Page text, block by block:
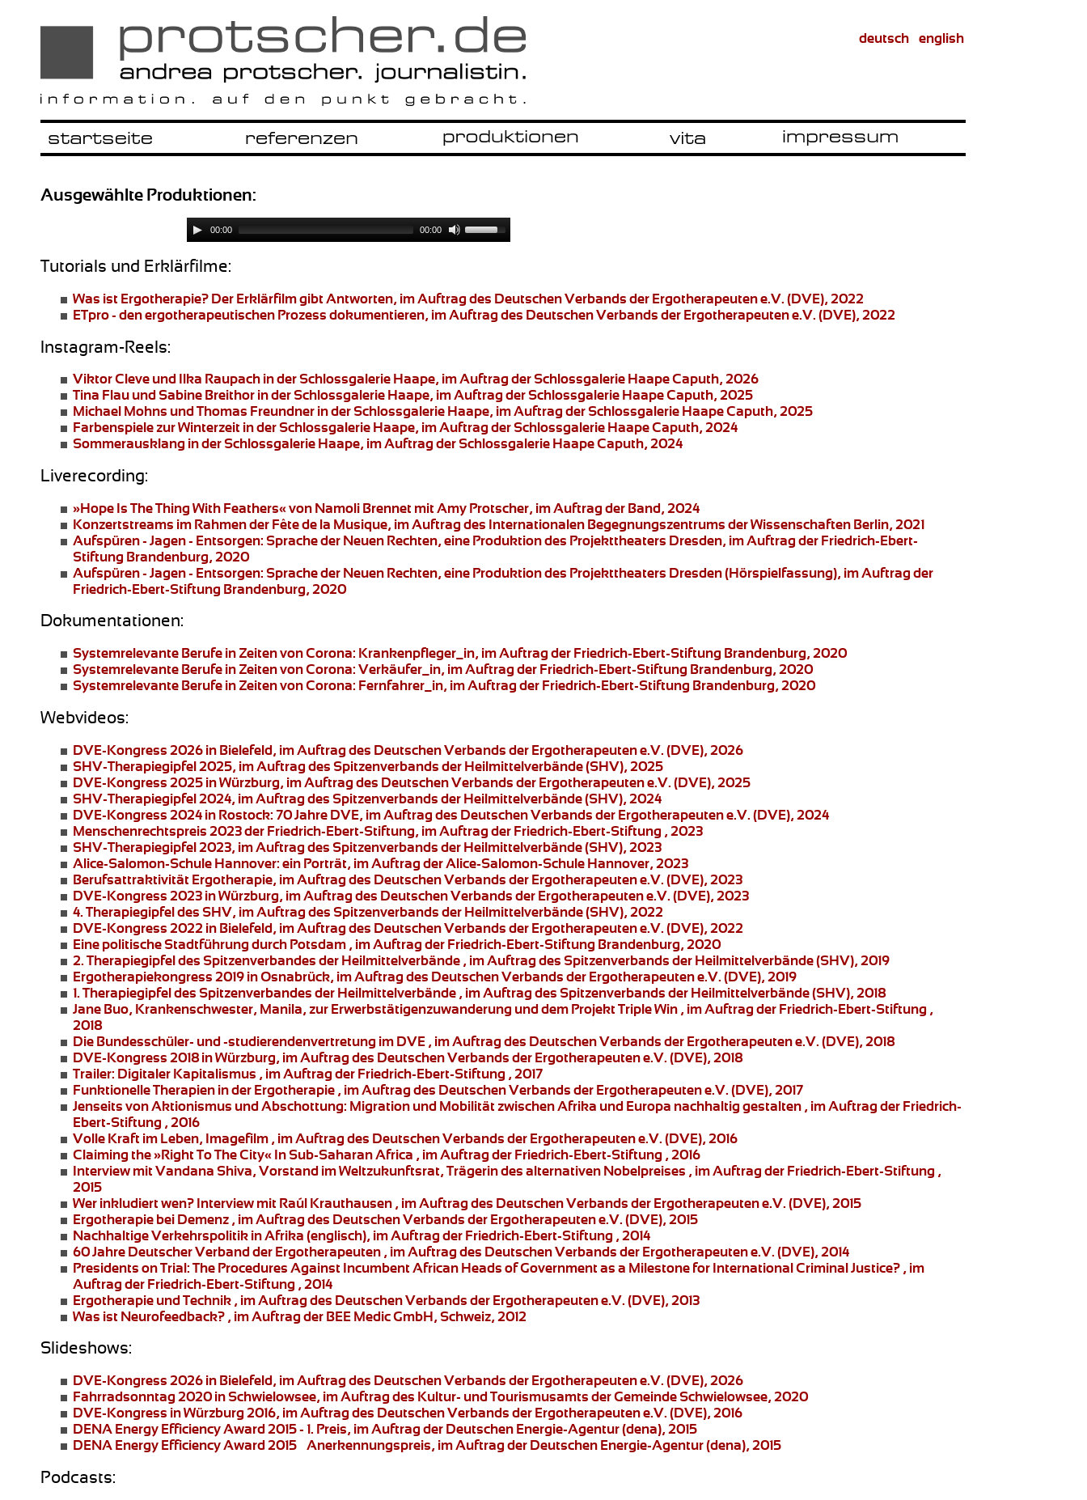
deutsch english
Ausgewählte Produktionen:
00:00 00:00
Tutorials und Erklärfilme:
Was ist Ergotherapie? Der Erklärfilm gibt Antworten, im Auftrag des Deutschen Verbands der Ergotherapeuten e.V. (DVE), 2022
ETpro - den ergotherapeutischen Prozess dokumentieren, im Auftrag des Deutschen Verbands der Ergotherapeuten e.V. (DVE), 2022
Instagram-Reels:
Viktor Cleve und Ilka Raupach in der Schlossgalerie Haape, im Auftrag der Schlossgalerie Haape Caputh, 2026
Tina Flau und Sabine Breithor in der Schlossgalerie Haape, im Auftrag der Schlossgalerie Haape Caputh, 2025
Michael Mohns und Thomas Freundner in der Schlossgalerie Haape, im Auftrag der Schlossgalerie Haape Caputh, 2025
Farbenspiele zur Winterzeit in der Schlossgalerie Haape, im Auftrag der Schlossgalerie Haape Caputh, 2024
Sommerausklang in der Schlossgalerie Haape, im Auftrag der Schlossgalerie Haape Caputh, 2024
Liverecording:
»Hope Is The Thing With Feathers«von Namoli Brennet mit Amy Protscher, im Auftrag der Band, 2024
Konzertstreams im Rahmen der Fête de la Musique, im Auftrag des Internationalen Begegnungszentrums der Wissenschaften Berlin, 2021
Aufspüren - Jagen - Entsorgen: Sprache der Neuen Rechten,eine Produktion des Projekttheaters Dresden, im Auftrag der Friedrich-Ebert-
Stiftung Brandenburg, 2020
Aufspüren - Jagen - Entsorgen: Sprache der Neuen Rechten,eine Produktion des Projekttheaters Dresden(Hörspielfassung), im Auftrag der
Friedrich-Ebert-Stiftung Brandenburg, 2020
Dokumentationen:
Systemrelevante Berufe in Zeiten von Corona: Krankenpfleger_in, im Auftrag der Friedrich-Ebert-Stiftung Brandenburg, 2020
Systemrelevante Berufe in Zeiten von Corona: Verkäufer_in, im Auftrag der Friedrich-Ebert-Stiftung Brandenburg, 2020
Systemrelevante Berufe in Zeiten von Corona: Fernfahrer_in, im Auftrag der Friedrich-Ebert-Stiftung Brandenburg, 2020
Webvideos:
DVE-Kongress 2026 in Bielefeld, im Auftrag des Deutschen Verbands der Ergotherapeuten e.V. (DVE), 2026
SHV-Therapiegipfel 2025, im Auftrag des Spitzenverbands der Heilmittelverbände (SHV), 2025
DVE-Kongress 2025 in Würzburg, im Auftrag des Deutschen Verbands der Ergotherapeuten e.V. (DVE), 2025
SHV-Therapiegipfel 2024, im Auftrag des Spitzenverbands der Heilmittelverbände (SHV), 2024
DVE-Kongress 2024 in Rostock: 70 Jahre DVE, im Auftrag des Deutschen Verbands der Ergotherapeuten e.V. (DVE), 2024
Menschenrechtspreis 2023der Friedrich-Ebert-Stiftung, im Auftrag der Friedrich-Ebert-Stiftung , 2023
SHV-Therapiegipfel 2023, im Auftrag des Spitzenverbands der Heilmittelverbände (SHV), 2023
Alice-Salomon-Schule Hannover: ein Porträt, im Auftrag der Alice-Salomon-Schule Hannover, 2023
Berufsattraktivität Ergotherapie, im Auftrag des Deutschen Verbands der Ergotherapeuten e.V. (DVE), 2023
DVE-Kongress 2023 in Würzburg, im Auftrag des Deutschen Verbands der Ergotherapeuten e.V. (DVE), 2023
4. Therapiegipfeldes SHV, im Auftrag des Spitzenverbands der Heilmittelverbände (SHV), 2022
DVE-Kongress 2022 in Bielefeld, im Auftrag des Deutschen Verbands der Ergotherapeuten e.V. (DVE), 2022
Eine politische Stadtführung durch Potsdam , im Auftrag der Friedrich-Ebert-Stiftung Brandenburg, 2020
2. Therapiegipfel des Spitzenverbandes der Heilmittelverbände , im Auftrag des Spitzenverbands der Heilmittelverbände (SHV), 2019
Ergotherapiekongress 2019 in Osnabrück, im Auftrag des Deutschen Verbands der Ergotherapeuten e.V. (DVE), 2019
1. Therapiegipfel des Spitzenverbandes der Heilmittelverbände , im Auftrag des Spitzenverbands der Heilmittelverbände (SHV), 2018
Jane Buo, Krankenschwester, Manila, zur Erwerbstätigenzuwanderung und dem Projekt Triple Win , im Auftrag der Friedrich-Ebert-Stiftung ,
2018
Die Bundesschüler- und -studierendenvertretung im DVE , im Auftrag des Deutschen Verbands der Ergotherapeuten e.V. (DVE), 2018
DVE-Kongress 2018 in Würzburg, im Auftrag des Deutschen Verbands der Ergotherapeuten e.V. (DVE), 2018
Trailer: Digitaler Kapitalismus , im Auftrag der Friedrich-Ebert-Stiftung , 2017
Funktionelle Therapien in der Ergotherapie , im Auftrag des Deutschen Verbands der Ergotherapeuten e.V. (DVE), 2017
Jenseits von Aktionismus und Abschottung: Migration und Mobilität zwischen Afrika und Europa nachhaltig gestalten , im Auftrag der Friedrich-
Ebert-Stiftung , 2016
Volle Kraft im Leben, Imagefilm , im Auftrag des Deutschen Verbands der Ergotherapeuten e.V. (DVE), 2016
Claiming the »Right To The City« In Sub-Saharan Africa , im Auftrag der Friedrich-Ebert-Stiftung , 2016
Interview mit Vandana Shiva, Vorstand im Weltzukunftsrat, Trägerin des alternativen Nobelpreises , im Auftrag der Friedrich-Ebert-Stiftung ,
2015
Wer inkludiert wen? Interview mit Raúl Krauthausen , im Auftrag des Deutschen Verbands der Ergotherapeuten e.V. (DVE), 2015
Ergotherapie bei Demenz , im Auftrag des Deutschen Verbands der Ergotherapeuten e.V. (DVE), 2015
Nachhaltige Verkehrspolitik in Afrika (englisch), im Auftrag der Friedrich-Ebert-Stiftung , 2014
60 Jahre Deutscher Verband der Ergotherapeuten , im Auftrag des Deutschen Verbands der Ergotherapeuten e.V. (DVE), 2014
Presidents on Trial: The Procedures Against Incumbent African Heads of Government as a Milestone for International Criminal Justice? , im
Auftrag der Friedrich-Ebert-Stiftung , 2014
Ergotherapie und Technik , im Auftrag des Deutschen Verbands der Ergotherapeuten e.V. (DVE), 2013
Was ist Neurofeedback? , im Auftrag der BEE Medic GmbH, Schweiz, 2012
Slideshows:
DVE-Kongress 2026 in Bielefeld, im Auftrag des Deutschen Verbands der Ergotherapeuten e.V. (DVE), 2026
Fahrradsonntag 2020 in Schwielowsee, im Auftrag des Kultur- und Tourismusamts der Gemeinde Schwielowsee, 2020
DVE-Kongress in Würzburg 2016, im Auftrag des Deutschen Verbands der Ergotherapeuten e.V. (DVE), 2016
DENA Energy Efficiency Award 2015 - 1. Preis, im Auftrag der Deutschen Energie-Agentur (dena), 2015
DENA Energy Efficiency Award 2015 – Anerkennungspreis, im Auftrag der Deutschen Energie-Agentur (dena), 2015
Podcasts: